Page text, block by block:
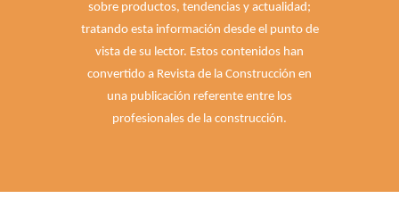
sobre productos, tendencias y actualidad;
tratando esta información desde el punto de
vista de su lector. Estos contenidos han
convertido a Revista de la Construcción en
una publicación referente entre los
profesionales de la construcción.